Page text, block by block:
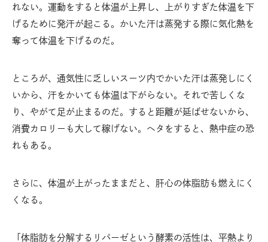
れない。運動をすると体温が上昇し、上がりすぎた体温を下
げるために発汗が起こる。かいた汗は蒸発する際に気化熱を
奪って体温を下げるのだ。
ところが、通気性に乏しいスーツ内でかいた汗は蒸発しにく
いから、汗をかいても体温は下がらない。それで苦しくな
り、やがて足が止まるのだ。すると距離が延ばせないから、
消費カロリーも大して稼げない。ヘタをすると、熱中症の恐
れもある。
さらに、体温が上がったままだと、肝心の体脂肪も燃えにく
くなる。
「体脂肪を分解するリパーゼという酵素の活性は、平熱より